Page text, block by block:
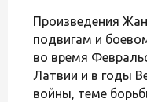
Произведения
подвигам и
во время
Латвии и в годы
войны, теме